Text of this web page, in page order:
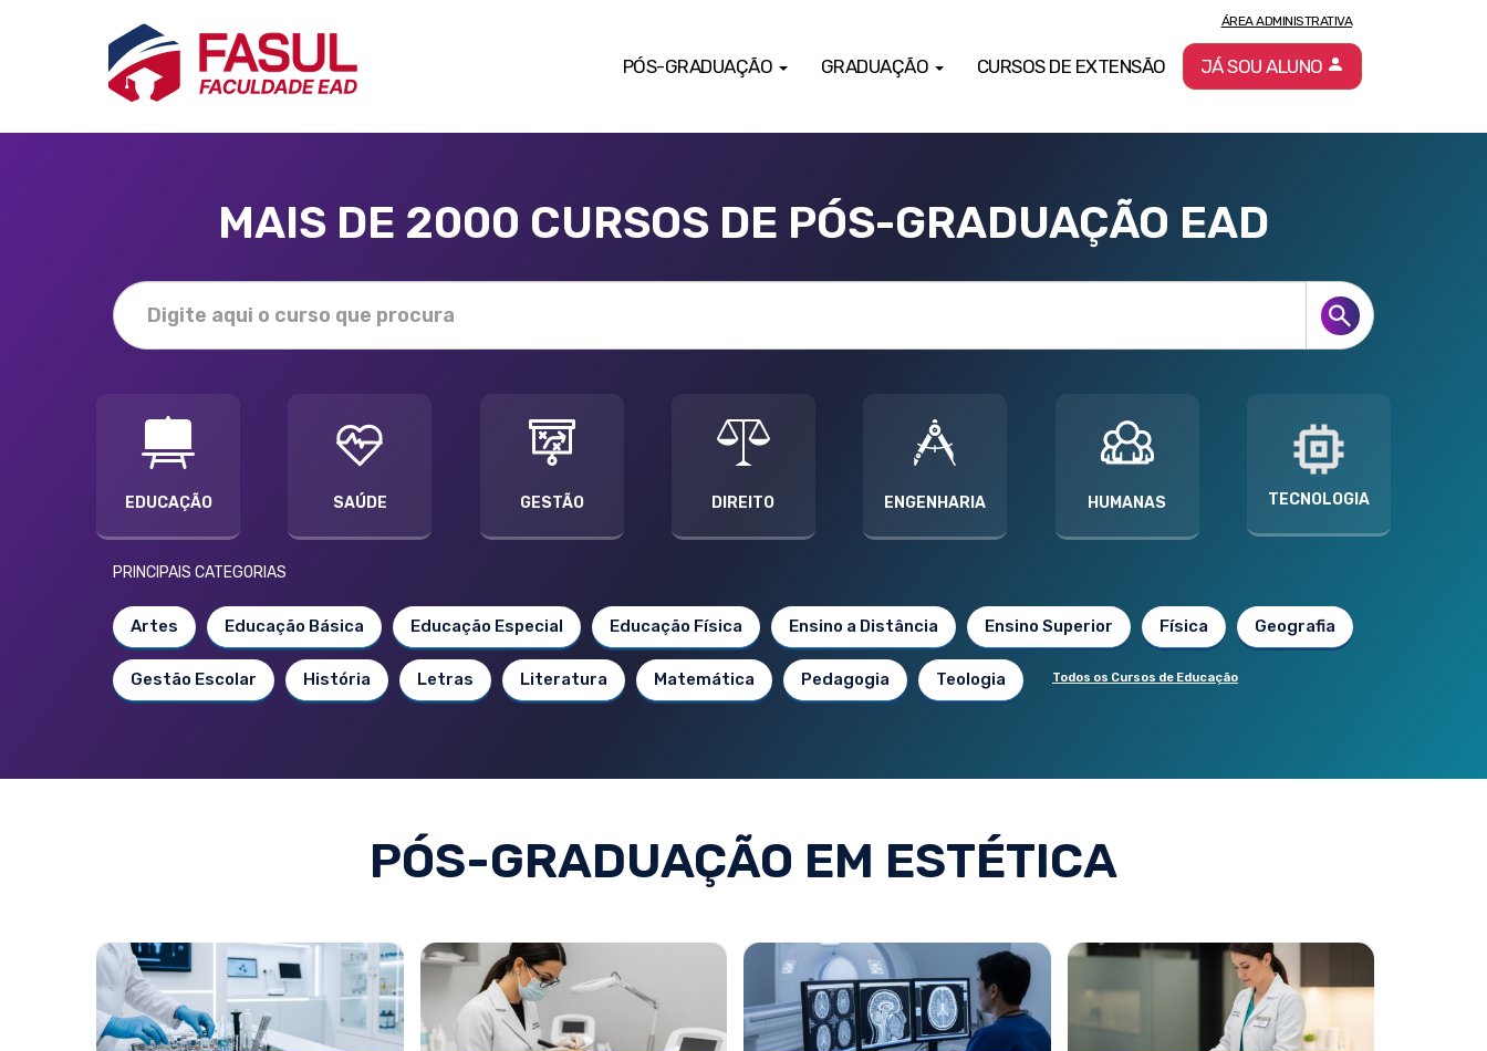
PÓS-GRADUAÇÃO GRADUAÇÃO CURSOS DE EXTENSÃO
ÁREA ADMINISTRATIVA
JÁ SOU ALUNO
MAIS DE 2000 CURSOS DE PÓS-GRADUAÇÃO EAD
EDUCAÇÃO SAÚDE GESTÃO DIREITO ENGENHARIA HUMANAS TECNOLOGIA
PRINCIPAIS CATEGORIAS
Artes Educação Básica Educação Especial Educação Física Ensino a Distância Ensino Superior Física Geografia
Gestão Escolar História Letras Literatura Matemática Pedagogia Teologia Todos os Cursos de Educação
PÓS-GRADUAÇÃO EM ESTÉTICA